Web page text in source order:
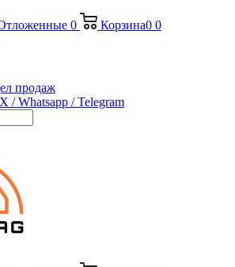
0 Корзина0 0
продаж
/ Whatsapp / Telegram